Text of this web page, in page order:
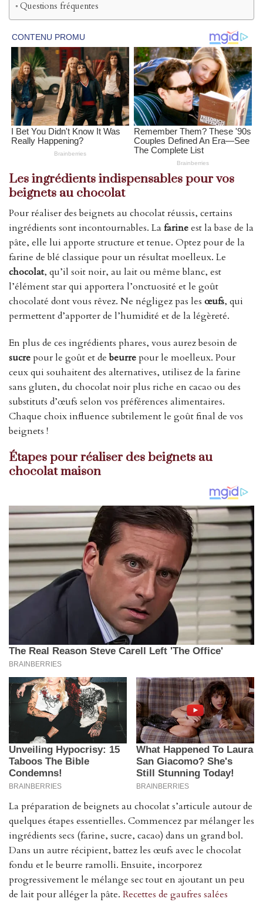
Questions fréquentes
Les ingrédients indispensables pour vos
beignets au chocolat
Pour réaliser des beignets au chocolat réussis, certains
ingrédients sont incontournables. La farineest la base de la
pâte, elle lui apporte structure et tenue. Optez pour de la
farine de blé classique pour un résultat moelleux. Le
chocolat, qu’il soit noir, au lait ou même blanc, est
l’élément star qui apportera l’onctuosité et le goût
chocolaté dont vous rêvez. Ne négligez pas les œufs, qui
permettent d’apporter de l’humidité et de la légèreté.
En plus de ces ingrédients phares, vous aurez besoin de
sucrepour le goût et debeurrepour le moelleux. Pour
ceux qui souhaitent des alternatives, utilisez de la farine
sans gluten, du chocolat noir plus riche en cacao ou des
substituts d’œufs selon vos préférences alimentaires.
Chaque choix influence subtilement le goût final de vos
beignets !
Étapes pour réaliser des beignets au
chocolat maison
La préparation de beignets au chocolat s’articule autour de
quelques étapes essentielles. Commencez par mélanger les
ingrédients secs (farine, sucre, cacao) dans un grand bol.
Dans un autre récipient, battez les œufs avec le chocolat
fondu et le beurre ramolli. Ensuite, incorporez
progressivement le mélange sec tout en ajoutant un peu
de lait pour alléger la pâte. Recettes de gaufres salées